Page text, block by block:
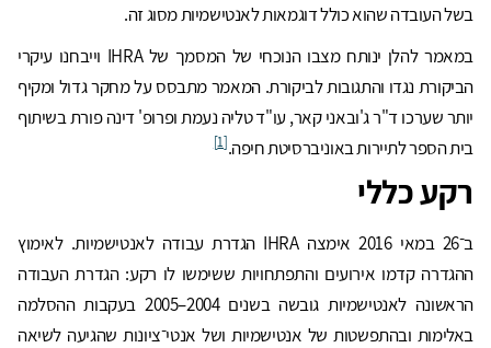
בשל העובדה שהוא כולל דוגמאות לאנטישמיות מסוג זה.
במאמר להלן ינותח מצבו הנוכחי של המסמך של IHRA וייבחנו עיקרי
הביקורת נגדו והתגובות לביקורת. המאמר מתבסס על מחקר גדול ומקיף
יותר שערכו ד"ר ג'ובאני קאר, עו"ד טליה נעמת ופרופ' דינה פורת בשיתוף
בית הספר לתיירות באוניברסיטת חיפה.[1]
רקע כללי
ב־26 במאי 2016 אימצה IHRA הגדרת עבודה לאנטישמיות. לאימוץ
ההגדרה קדמו אירועים והתפתחויות ששימשו לו רקע: הגדרת העבודה
הראשונה לאנטישמיות גובשה בשנים 2004–2005 בעקבות ההסלמה
באלימות ובהתפשטות של אנטישמיות ושל אנטי־ציונות שהגיעה לשיאה